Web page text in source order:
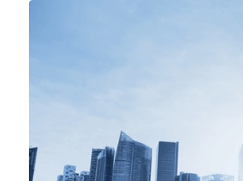
même famille, l’utilisation